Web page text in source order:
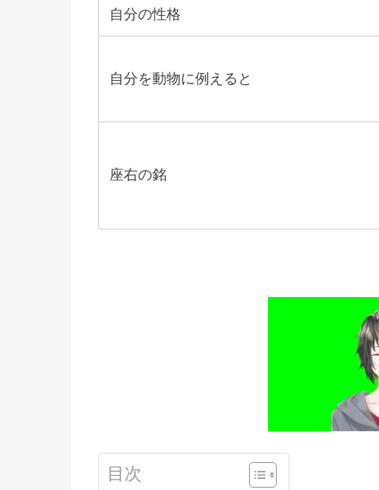
自分の性格
自分を動物に例えると
座右の銘
目次